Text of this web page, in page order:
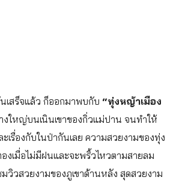
เสร็จแล้ว ก็ออกมาพบกับ “ทุ่งหญ้าเมือง
ใหญ่บนเนินเขาของกิ่วแม่ปาน จนทำให้
เรื่องกับในป่ากันเลย ความสวยงามของทุ่ง
งเมื่อไม่มีฝนและจะพริ้วไหวตามสายลม
วิวสวยงามของภูเขาด้านหลัง สุดสวยงาม